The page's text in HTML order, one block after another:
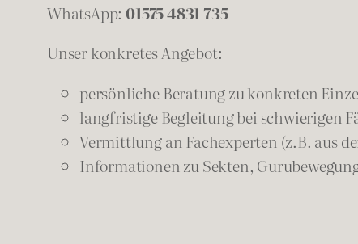
WhatsApp:01575 4831 735
Unser konkretes Angebot:
persönliche Beratung zu konkreten
langfristige Begleitung bei schwierigen
Vermittlung an Fachexperten (z.B. aus
Informationen zu Sekten,